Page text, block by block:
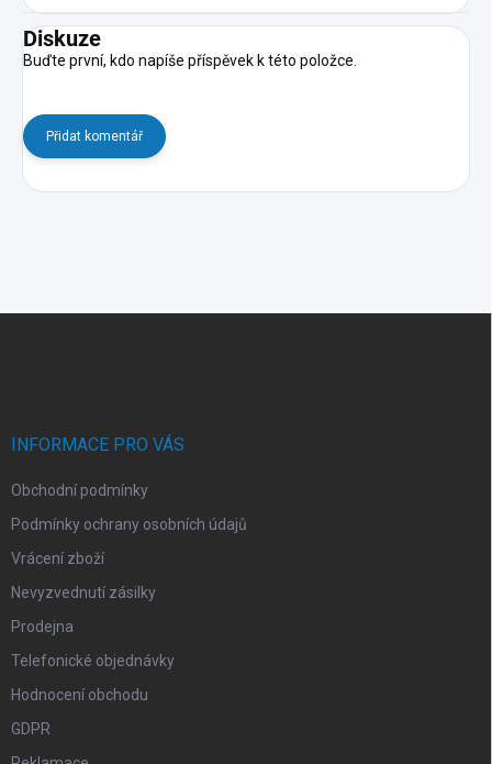
Diskuze
Buďte první, kdo napíše příspěvek k této položce.
Přidat komentář
INFORMACE PRO VÁS
Obchodní podmínky
Podmínky ochrany osobních údajů
Vrácení zboží
Nevyzvednutí zásilky
Prodejna
Telefonické objednávky
Hodnocení obchodu
GDPR